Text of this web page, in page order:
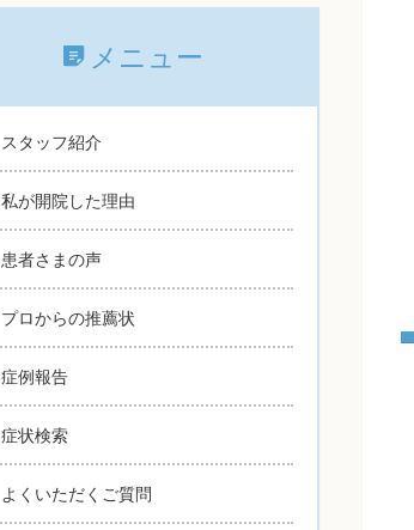
メニュー
スタッフ紹介
私が開院した理由
患者さまの声
プロからの推薦状
症例報告
症状検索
よくいただくご質問